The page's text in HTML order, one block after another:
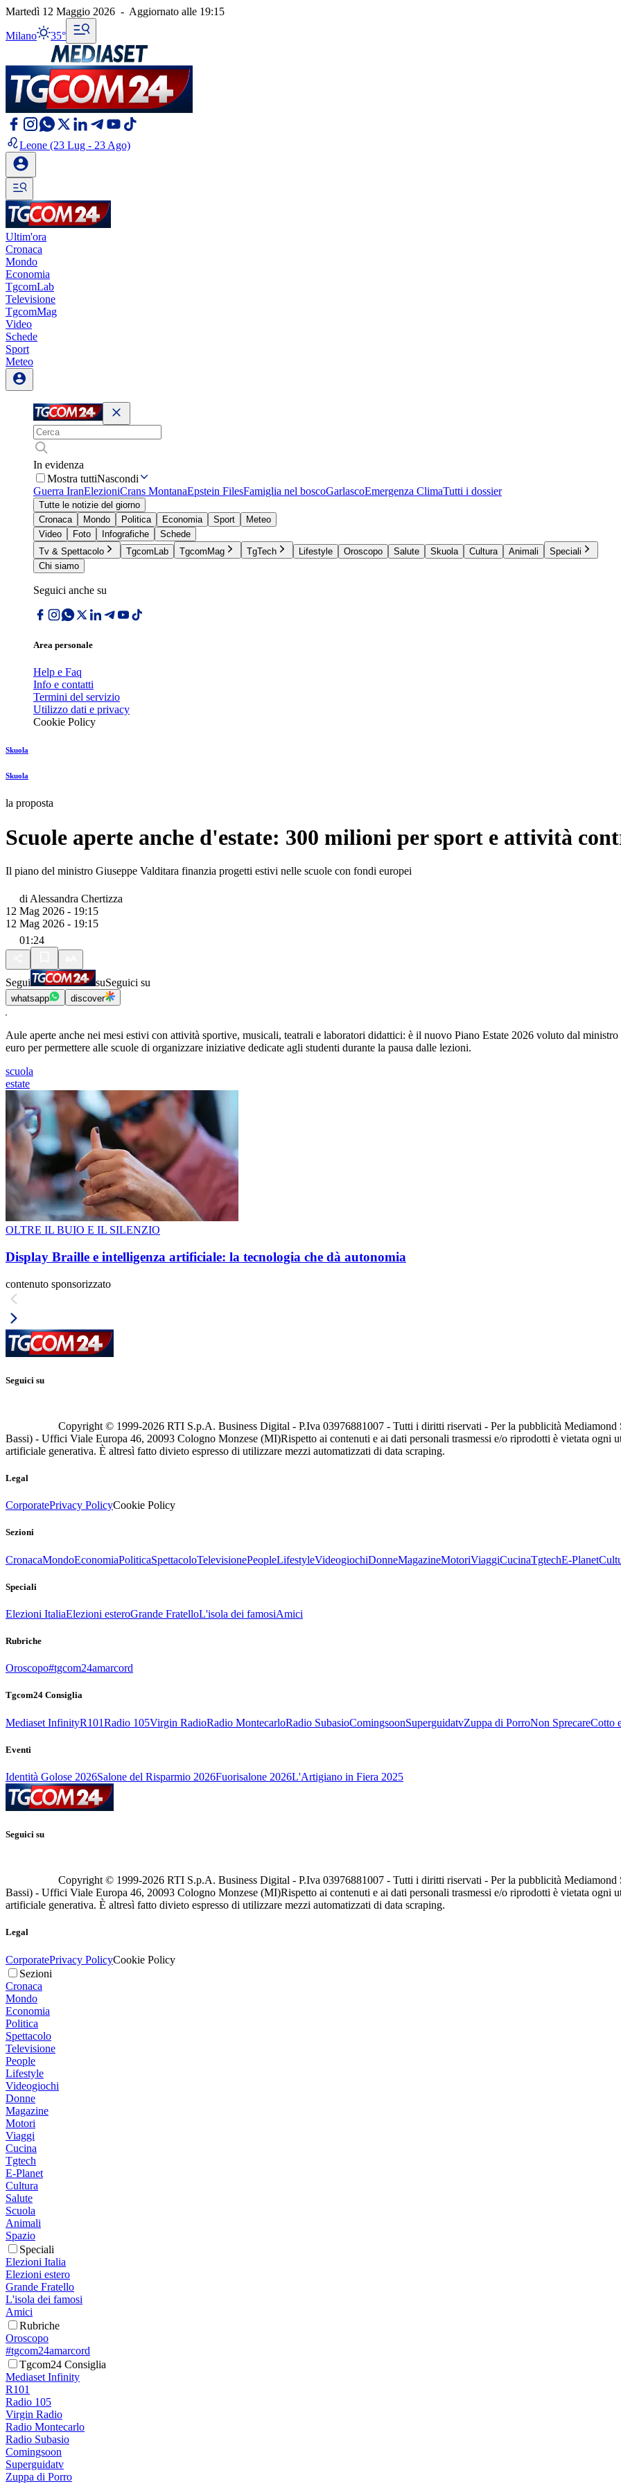
Martedì 12 Maggio 2026 - Aggiornato alle 19:15
Milano 35°
Leone (23 Lug - 23 Ago)
Ultim'ora
Cronaca
Mondo
Economia
TgcomLab
Televisione
TgcomMag
Video
Schede
Sport
Meteo
In evidenza
Mostra tuttiNascondi
Guerra IranElezioniCrans MontanaEpstein FilesFamiglia nel boscoGarlascoEmergenza ClimaTutti i dossier
Tutte le notizie del giorno
Cronaca
Mondo Politica Economia Sport
Meteo
Video
Foto Infografiche
Schede
Tv & Spettacolo
TgcomLab TgcomMag TgTech Lifestyle Oroscopo Salute Skuola Cultura Animali
Speciali
Chi siamo
Seguici anche su
Area personale
Help e Faq
Info e contatti
Termini del servizio
Utilizzo dati e privacy
Cookie Policy
Skuola
Skuola
la proposta
Scuole aperte anche d'estate: 300 milioni per sport e attività
Il piano del ministro Giuseppe Valditara finanzia progetti estivi nelle scuole con fondi europei
di Alessandra Chertizza
12 Mag 2026 - 19:15
12 Mag 2026 - 19:15
01:24
Segui suSeguici su
whatsapp discover
Aule aperte anche nei mesi estivi con attività sportive, musicali, teatrali e laboratori didattici: è il nuovo Piano Estate 2026 voluto dal
euro per permettere alle scuole di organizzare iniziative dedicate agli studenti durante la pausa dalle lezioni.
scuola
estate
OLTRE IL BUIO E IL SILENZIO
Display Braille e intelligenza artificiale: la tecnologia che dà autonomia
contenuto sponsorizzato
Seguici su
Copyright © 1999-2026 RTI S.p.A. Business Digital - P.Iva 03976881007 - Tutti i diritti riservati - Per la pubblicità
Bassi) - Uffici Viale Europa 46, 20093 Cologno Monzese (MI)Rispetto ai contenuti e ai dati personali trasmessi e/o riprodotti è vietata ogni
artificiale generativa. È altresì fatto divieto espresso di utilizzare mezzi automatizzati di data scraping.
Legal
CorporatePrivacy PolicyCookie Policy
Sezioni
CronacaMondoEconomiaPoliticaSpettacoloTelevisionePeopleLifestyleVideogiochiDonneMagazineMotoriViaggiCucinaTgtechE-Planet
Speciali
Elezioni ItaliaElezioni esteroGrande FratelloL'isola dei famosiAmici
Rubriche
Oroscopo#tgcom24amarcord
Tgcom24 Consiglia
Mediaset InfinityR101Radio 105Virgin RadioRadio MontecarloRadio SubasioComingsoonSuperguidatvZuppa di PorroNon SprecareCotto
Eventi
Identità Golose 2026Salone del Risparmio 2026Fuorisalone 2026L'Artigiano in Fiera 2025
Seguici su
Copyright © 1999-2026 RTI S.p.A. Business Digital - P.Iva 03976881007 - Tutti i diritti riservati - Per la pubblicità
Bassi) - Uffici Viale Europa 46, 20093 Cologno Monzese (MI)Rispetto ai contenuti e ai dati personali trasmessi e/o riprodotti è vietata ogni
artificiale generativa. È altresì fatto divieto espresso di utilizzare mezzi automatizzati di data scraping.
Legal
CorporatePrivacy PolicyCookie Policy
Sezioni
Cronaca
Mondo
Economia
Politica
Spettacolo
Televisione
People
Lifestyle
Videogiochi
Donne
Magazine
Motori
Viaggi
Cucina
Tgtech
E-Planet
Cultura
Salute
Scuola
Animali
Spazio
Speciali
Elezioni Italia
Elezioni estero
Grande Fratello
L'isola dei famosi
Amici
Rubriche
Oroscopo
#tgcom24amarcord
Tgcom24 Consiglia
Mediaset Infinity
R101
Radio 105
Virgin Radio
Radio Montecarlo
Radio Subasio
Comingsoon
Superguidatv
Zuppa di Porro